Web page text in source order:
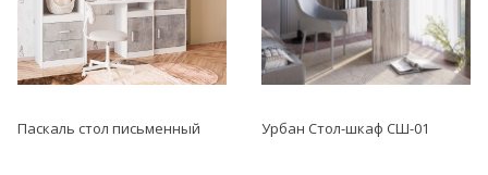
Паскаль стол письменный Урбан Стол-шкаф СШ-01